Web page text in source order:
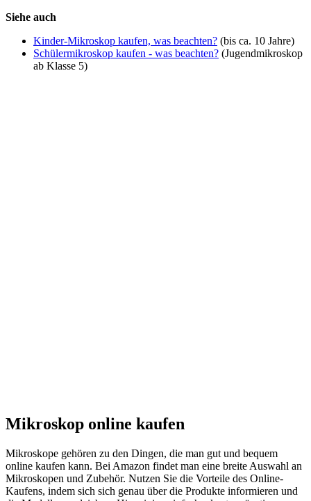
Siehe auch
Kinder-Mikroskop kaufen, was beachten? (bis ca. 10 Jahre)
Schülermikroskop kaufen - was beachten? (Jugendmikroskop
ab Klasse 5)
Mikroskop online kaufen
Mikroskope gehören zu den Dingen, die man gut und bequem
online kaufen kann. Bei Amazon findet man eine breite Auswahl an
Mikroskopen und Zubehör. Nutzen Sie die Vorteile des Online-
Kaufens, indem sich sich genau über die Produkte informieren und